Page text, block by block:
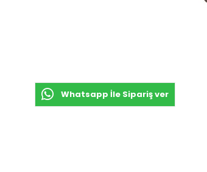
Whatsapp İle Sipariş ver